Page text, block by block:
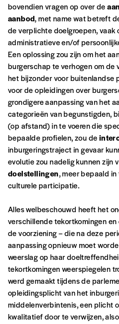
bovendien vragen op over de
aanbod, met name wat betreft
de verplichte doelgroepen, vaak
administratieve en/of
Een oplossing zou zijn om het
burgerschap te verhogen om de
het bijzonder voor buitenlandse
voor de opleidingen over
grondigere aanpassing van het
categorieën van begunstigden,
(op afstand) in te voeren die
bepaalde profielen, zou de
inburgeringstraject in gevaar
evolutie zou nadelig kunnen zijn
doelstellingen, meer bepaald
culturele participatie.
Alles welbeschouwd heeft het
verschillende tekortkomingen
de voorziening – die na deze
aanpassing opnieuw moet
weerslag op haar
tekortkomingen weerspiegelen
werd gemaakt tijdens de
opleidingsplicht van het
middelenverbintenis, een plicht
kwalitatief door te verwijzen,